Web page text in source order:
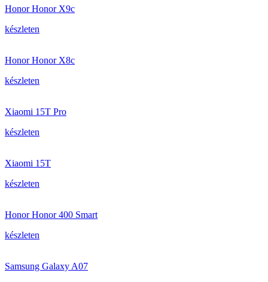
Honor Honor X9c
készleten
Honor Honor X8c
készleten
Xiaomi 15T Pro
készleten
Xiaomi 15T
készleten
Honor Honor 400 Smart
készleten
Samsung Galaxy A07